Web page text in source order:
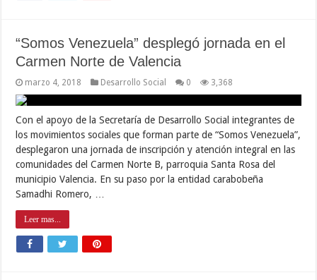
“Somos Venezuela” desplegó jornada en el
Carmen Norte de Valencia
marzo 4, 2018 Desarrollo Social 0 3,368
Con el apoyo de la Secretaría de Desarrollo Social integrantes de
los movimientos sociales que forman parte de “Somos Venezuela”,
desplegaron una jornada de inscripción y atención integral en las
comunidades del Carmen Norte B, parroquia Santa Rosa del
municipio Valencia. En su paso por la entidad carabobeña
Samadhi Romero, …
Leer mas...